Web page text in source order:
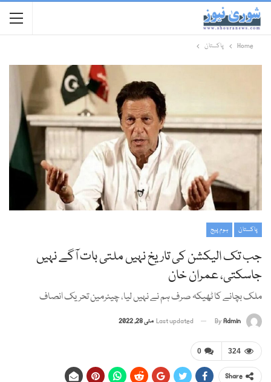
Home پاکستان
پاکستان ہوم پیج
جب تک الیکشن کی تاریخ نہیں ملتی بات آگے نہیں
جاسکتی، عمران خان
ملک بچانے کا ٹھیکہ صرف ہم نے نہیں لیا، چیئرمین تحریک انصاف
ByAdmin
Last updated مئی 28, 2022
0 324
Share